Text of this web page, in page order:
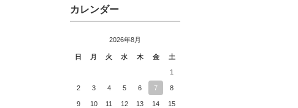
カレンダー
2026年8月
日 月 火 水 木 金 土
1
2 3 4 5 6 7 8
9 10 11 12 13 14 15